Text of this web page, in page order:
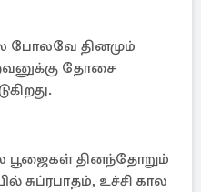
போலவே தினமும்
தோசை
பூஜைகள் தினந்தோறும்
சுப்ரபாதம், உச்சி கால